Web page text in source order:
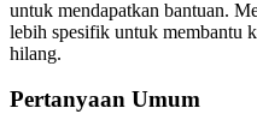
untuk mendapatkan bantuan.
lebih spesifik untuk membantu
hilang.
Pertanyaan Umum